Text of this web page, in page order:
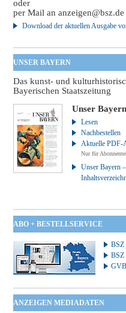
oder
per Mail ananzeigen@bsz.de
Download der aktuellen Ausgabe
UNSER BAYERN
Das kunst- und
Bayerischen Staatszeitung
Unser Bayern
Lesen
Nachbestellen
Aktuelle PDF-
Nur für
Unser Bayern –
ABO + BESTELLSERVICE
BSZ
BSZ
ANZEIGEN MEDIADATEN